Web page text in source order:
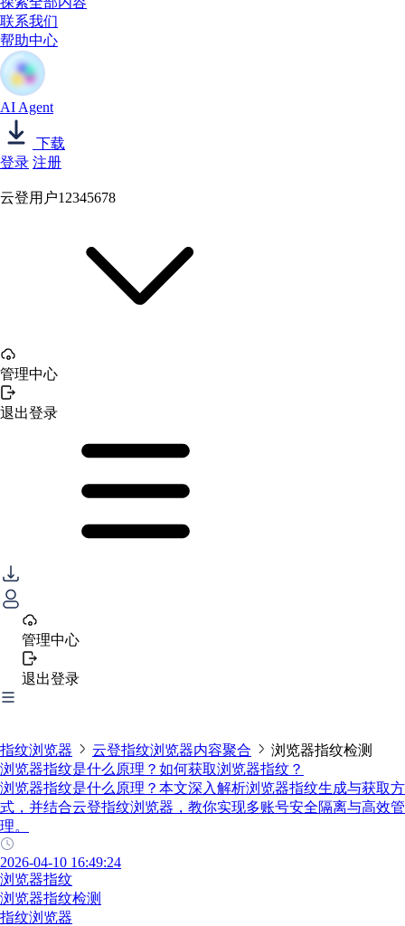
联系我们
帮助中心
AI Agent
下载
登录 注册
云登用户12345678
管理中心
退出登录
管理中心
退出登录
指纹浏览器 云登指纹浏览器内容聚合
浏览器指纹检测
浏览器指纹是什么原理？如何获取浏览器指纹？
浏览器指纹是什么原理？本文深入解析浏览器指纹生成与获取方
式，并结合云登指纹浏览器，教你实现多账号安全隔离与高效管
理。
2026-04-10 16:49:24
浏览器指纹
浏览器指纹检测
指纹浏览器